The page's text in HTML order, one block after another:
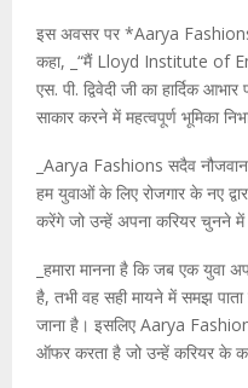
इस अवसर पर *Aarya
कहा, _“मैं Lloyd Institute of
एस. पी. द्विवेदी जी का हार्दिक
साकार करने में महत्वपूर्ण भूमिका
_Aarya Fashions सदैव नौजवान
हम युवाओं के लिए रोजगार के नए
करेंगे जो उन्हें अपना करियर चुनने में
_हमारा मानना है कि जब एक युवा
है, तभी वह सही मायने में समझ
जाना है। इसलिए Aarya
ऑफर करता है जो उन्हें करियर के कई